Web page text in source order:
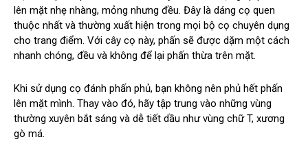
lên mặt nhẹ nhàng, mỏng nhưng đều. Đây là dáng cọ quen
thuộc nhất và thường xuất hiện trong mọi bộ cọ chuyên dụng
cho trang điểm. Với cây cọ này, phấn sẽ được dặm một cách
nhanh chóng, đều và không để lại phấn thừa trên mặt.
Khi sử dụng cọ đánh phấn phủ, bạn không nên phủ hết phấn
lên mặt mình. Thay vào đó, hãy tập trung vào những vùng
thường xuyên bắt sáng và dễ tiết dầu như vùng chữ T, xương
gò má.